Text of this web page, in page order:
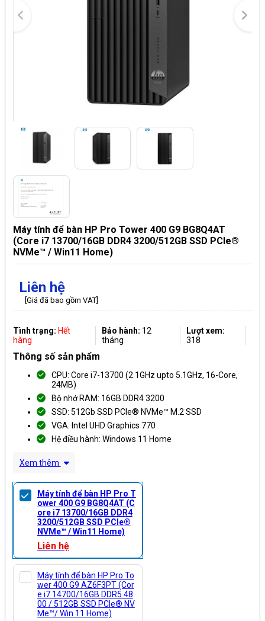
Máy tính để bàn HP Pro Tower 400 G9 BG8Q4AT
(Core i7 13700/16GB DDR4 3200/512GB SSD PCIe®
NVMe™ / Win11 Home)
Liên hệ
[Giá đã bao gồm VAT]
Tình trạng: Hết
hàng
Bảo hành: 12
tháng
Lượt xem:
318
Thông số sản phẩm
CPU: Core i7-13700 (2.1GHz upto 5.1GHz, 16-Core,
24MB)
Bộ nhớ RAM: 16GB DDR4 3200
SSD: 512Gb SSD PCIe® NVMe™ M.2 SSD
VGA: Intel UHD Graphics 770
Hệ điều hành: Windows 11 Home
Xem thêm
Máy tính để bàn HP Pro T
ower 400 G9 BG8Q4AT (C
ore i7 13700/16GB DDR4
3200/512GB SSD PCIe®
NVMe™ / Win11 Home)
Liên hệ
Máy tính để bàn HP Pro To
wer 400 G9 AZ6F3PT (Cor
e i7 14700/16GB DDR5 48
00 / 512GB SSD PCIe® NV
Me™/ Win 11 Home)